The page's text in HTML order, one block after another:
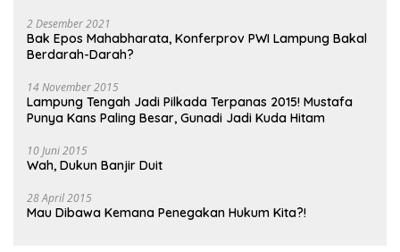
2 Desember 2021
Bak Epos Mahabharata, Konferprov PWI Lampung Bakal
Berdarah-Darah?
14 November 2015
Lampung Tengah Jadi Pilkada Terpanas 2015! Mustafa
Punya Kans Paling Besar, Gunadi Jadi Kuda Hitam
10 Juni 2015
Wah, Dukun Banjir Duit
28 April 2015
Mau Dibawa Kemana Penegakan Hukum Kita?!